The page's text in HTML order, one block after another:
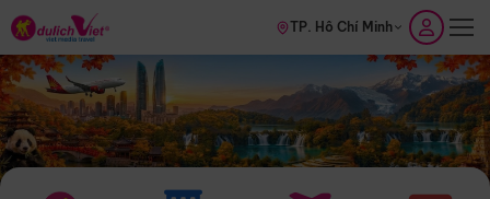
TP. Hồ Chí Minh